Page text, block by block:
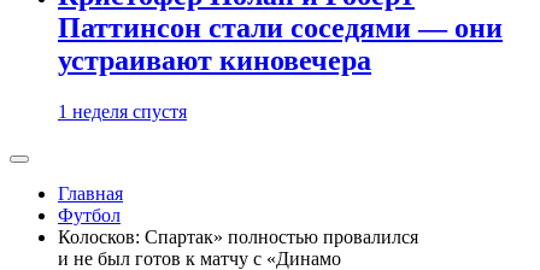
Паттинсон стали соседями — они
устраивают киновечера
1 неделя спустя
Главная
Футбол
Колосков: Спартак» полностью провалился
и не был готов к матчу с «Динамо